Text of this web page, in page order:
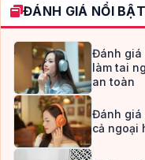
ĐÁNH GIÁ NỔI BẬT
Đánh giá
làm tai
an toàn
Đánh giá
cả ngoại